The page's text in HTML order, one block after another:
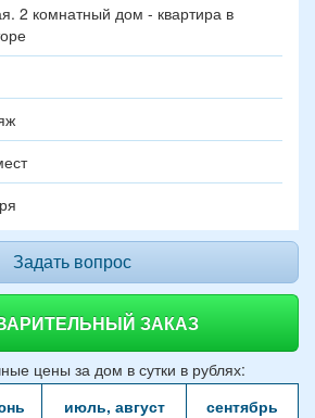
2 комнатный дом - квартира в
Задать вопрос
ЗАКАЗ
цены за дом в сутки в рублях:
июль, август
сентябрь